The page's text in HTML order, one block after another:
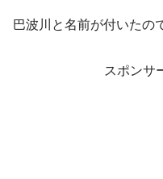
巴波川と名前が付いたの
スポンサ